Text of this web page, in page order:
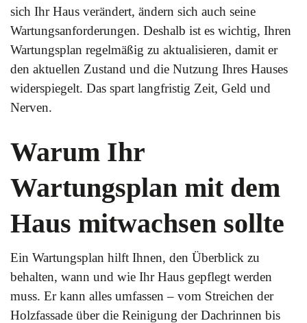
sich Ihr Haus verändert, ändern sich auch seine
Wartungsanforderungen. Deshalb ist es wichtig, Ihren
Wartungsplan regelmäßig zu aktualisieren, damit er
den aktuellen Zustand und die Nutzung Ihres Hauses
widerspiegelt. Das spart langfristig Zeit, Geld und
Nerven.
Warum Ihr
Wartungsplan mit dem
Haus mitwachsen sollte
Ein Wartungsplan hilft Ihnen, den Überblick zu
behalten, wann und wie Ihr Haus gepflegt werden
muss. Er kann alles umfassen – vom Streichen der
Holzfassade über die Reinigung der Dachrinnen bis